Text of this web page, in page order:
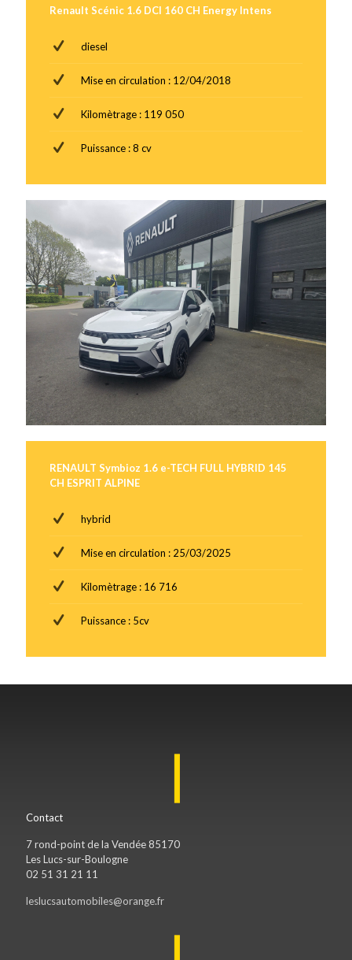
Renault Scénic 1.6 DCI 160 CH Energy Intens
diesel
Mise en circulation : 12/04/2018
Kilomètrage : 119 050
Puissance : 8 cv
RENAULT Symbioz 1.6 e-TECH FULL HYBRID 145
CH ESPRIT ALPINE
hybrid
Mise en circulation : 25/03/2025
Kilomètrage : 16 716
Puissance : 5cv
Contact
7 rond-point de la Vendée 85170
Les Lucs-sur-Boulogne
02 51 31 21 11
leslucsautomobiles@orange.fr